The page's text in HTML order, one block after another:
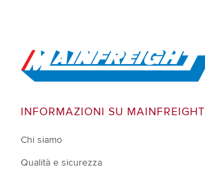
Go to Home
INFORMAZIONI SU MAINFREIGHT
Chi siamo
Qualità e sicurezza